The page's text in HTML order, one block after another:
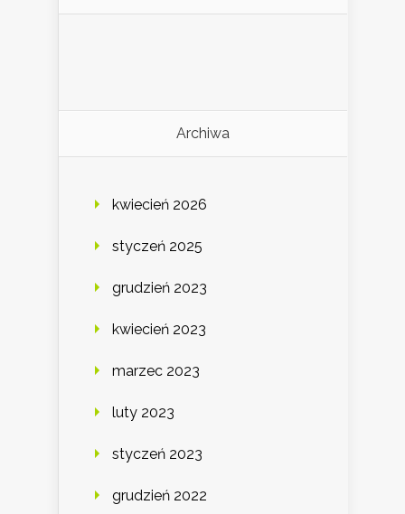
Archiwa
kwiecień 2026
styczeń 2025
grudzień 2023
kwiecień 2023
marzec 2023
luty 2023
styczeń 2023
grudzień 2022